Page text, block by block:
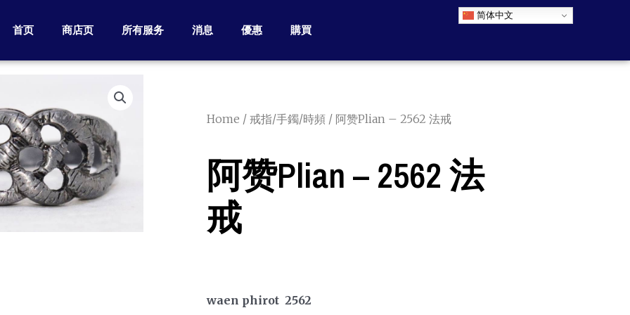
首页 商店页 所有服务 消息 優惠 購買
简体中文
Home / 戒指/手鐲/時頻 / 阿赞Plian – 2562 法戒
阿赞Plian – 2562 法
戒
waen phirot 2562